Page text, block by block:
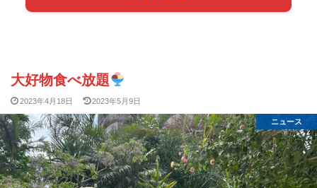
大好物食べ放題
2023年4月18日 2023年5月9日
ニュース